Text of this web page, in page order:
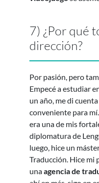
7) ¿Por qué
dirección?
Por pasión, pero
Empecé a estudiar
un año, me di
conveniente para
era una de mis
diplomatura de
luego, hice un
Traducción. Hice mi
unaagencia de